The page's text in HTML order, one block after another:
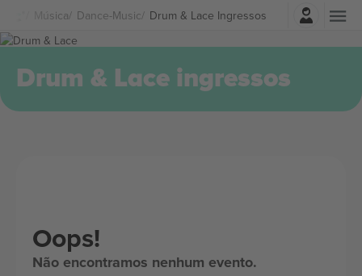
Música Dance-Music Drum & Lace Ingressos
Entrar
Drum & Lace ingressos
Oops!
Não encontramos nenhum evento.